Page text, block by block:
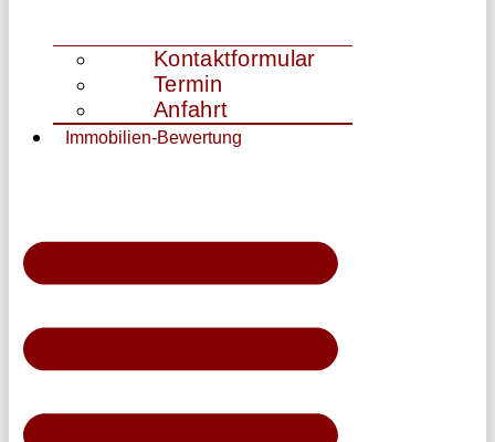
Kontaktformular
Termin
Anfahrt
Immobilien-Bewertung